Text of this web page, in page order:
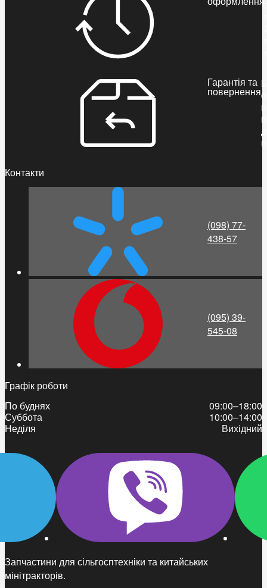
Гарантія та
повернення
Запчастини для сільгосптехніки та китайських
мінітракторів.
Контакти
(098) 77-
438-57
(095) 39-
545-08
Графік роботи
По буднях
09:00–18:00
Суббота
10:00–14:00
Неділя
Вихідний